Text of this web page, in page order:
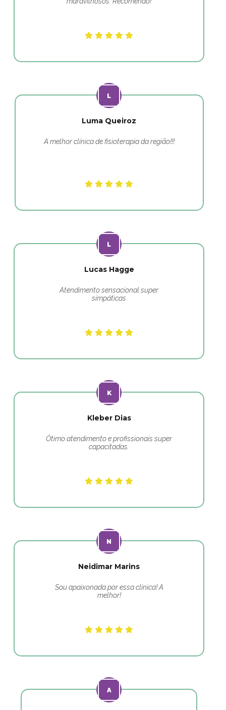
Luma Queiroz
A melhor clínica de fisioterapia da região!!!
Lucas Hagge
Atendimento sensacional super
simpáticas
Kleber Dias
Ótimo atendimento e profissionais super
capacitadas.
Neidimar Marins
Sou apaixonada por essa clínica! A
melhor!